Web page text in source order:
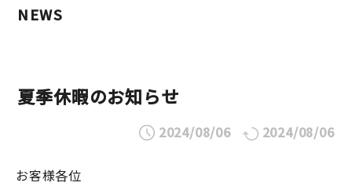
NEWS
夏季休暇のお知らせ
2024/08/06 2024/08/06
お客様各位